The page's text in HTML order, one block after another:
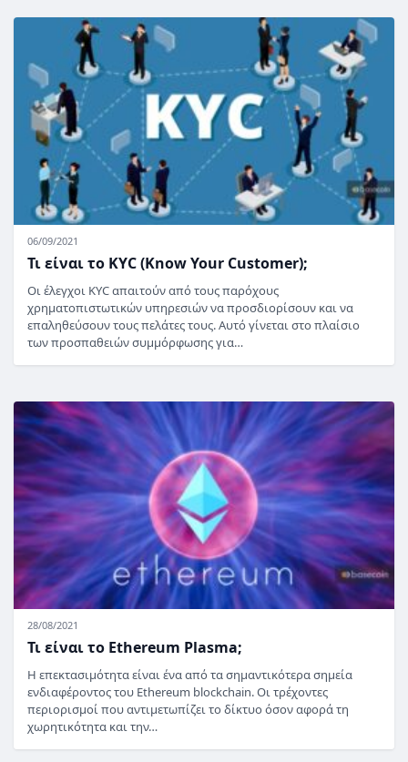
06/09/2021
Τι είναι το KYC (Know Your Customer);
Οι έλεγχοι KYC απαιτούν από τους παρόχους
χρηματοπιστωτικών υπηρεσιών να προσδιορίσουν και να
επαληθεύσουν τους πελάτες τους. Αυτό γίνεται στο πλαίσιο
των προσπαθειών συμμόρφωσης για…
28/08/2021
Τι είναι το Ethereum Plasma;
Η επεκτασιμότητα είναι ένα από τα σημαντικότερα σημεία
ενδιαφέροντος του Ethereum blockchain. Οι τρέχοντες
περιορισμοί που αντιμετωπίζει το δίκτυο όσον αφορά τη
χωρητικότητα και την…